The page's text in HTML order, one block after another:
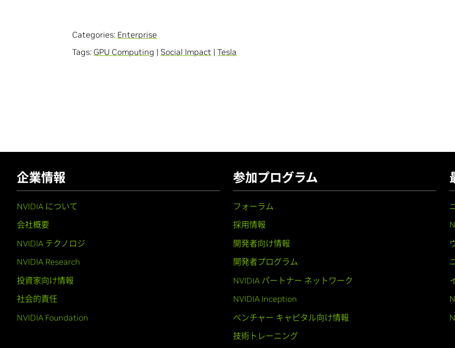
Categories: Enterprise
Tags: GPU Computing | Social Impact | Tesla
企業情報
NVIDIA について
会社概要
NVIDIA テクノロジ
NVIDIA Research
投資家向け情報
社会的責任
NVIDIA Foundation
参加プログラム
フォーラム
採用情報
開発者向け情報
開発者プログラム
NVIDIA パートナー ネットワーク
NVIDIA Inception
ベンチャー キャピタル向け情報
技術トレーニング